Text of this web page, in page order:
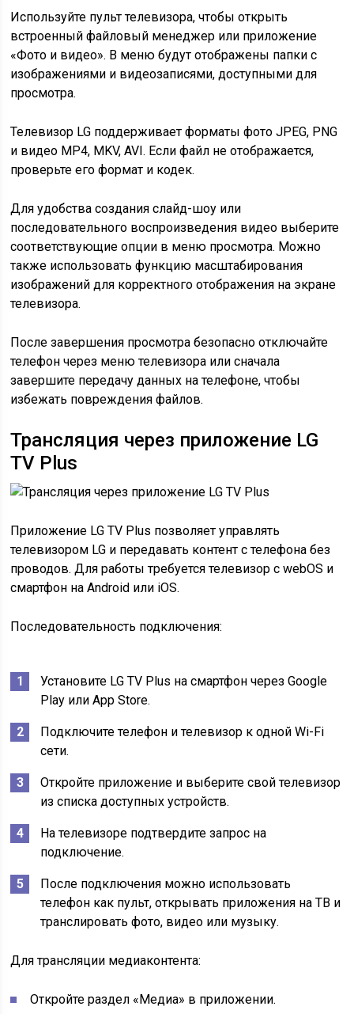
Используйте пульт телевизора, чтобы открыть
встроенный файловый менеджер или приложение
«Фото и видео». В меню будут отображены папки с
изображениями и видеозаписями, доступными для
просмотра.
Телевизор LG поддерживает форматы фото JPEG, PNG
и видео MP4, MKV, AVI. Если файл не отображается,
проверьте его формат и кодек.
Для удобства создания слайд-шоу или
последовательного воспроизведения видео выберите
соответствующие опции в меню просмотра. Можно
также использовать функцию масштабирования
изображений для корректного отображения на экране
телевизора.
После завершения просмотра безопасно отключайте
телефон через меню телевизора или сначала
завершите передачу данных на телефоне, чтобы
избежать повреждения файлов.
Трансляция через приложение LG
TV Plus
Приложение LG TV Plus позволяет управлять
телевизором LG и передавать контент с телефона без
проводов. Для работы требуется телевизор с webOS и
смартфон на Android или iOS.
Последовательность подключения:
Установите LG TV Plus на смартфон через Google
Play или App Store.
Подключите телефон и телевизор к одной Wi-Fi
сети.
Откройте приложение и выберите свой телевизор
из списка доступных устройств.
На телевизоре подтвердите запрос на
подключение.
После подключения можно использовать
телефон как пульт, открывать приложения на ТВ и
транслировать фото, видео или музыку.
Для трансляции медиаконтента:
Откройте раздел «Медиа» в приложении.